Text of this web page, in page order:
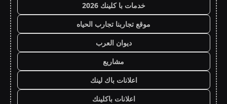
خدمات با كلينك 2026
موقع تجاربنا تجارب الحياه
ديوان العرب
مشاريع
اعلانات باك لينك
اعلانات باكلينك